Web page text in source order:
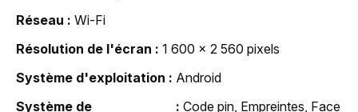
Réseau
Wi-Fi
Résolution de l'écran
1 600 x 2 560 pixels
Système d'exploitation
Android
Système de
Code pin, Empreintes, Face